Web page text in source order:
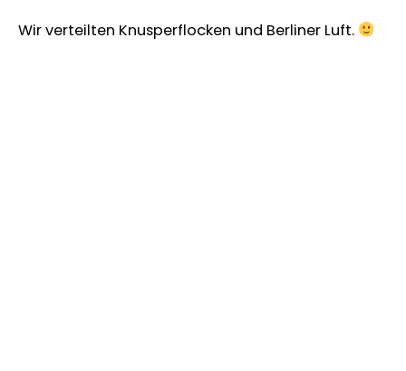
Wir verteilten Knusperflocken und Berliner Luft.